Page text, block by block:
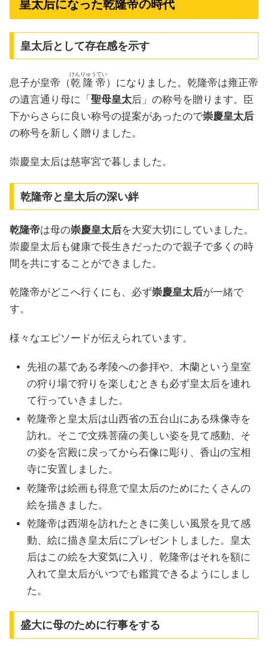
皇太后になった乾隆帝の時代
皇太后として存在感を示す
息子が皇帝（乾隆帝
けんりゅうてい
）になりました。乾隆帝は雍正帝
の遺言通り母に「 聖母皇太后」の称号を贈ります。臣
下からさらに良い称号の提案があったので崇慶皇太后
の称号を新しく贈りました。
崇慶皇太后は慈寧宮で暮しました。
乾隆帝と皇太后の深い絆
乾隆帝は母の崇慶皇太后を大変大切にしていました。
崇慶皇太后も健康で長生きだったので親子で多くの時
間を共にすることができました。
乾隆帝がどこへ行くにも、必ず崇慶皇太后が一緒で
す。
様々なエピソードが伝えられています。
先祖の墓である孝陵への参拝や、木蘭という皇室
の狩り場で狩りを楽しむときも必ず皇太后を連れ
て行っていきました。
乾隆帝と皇太后は山西省の五台山にある殊像寺を
訪れ。そこで文殊菩薩の美しい姿を見て感動、そ
の姿を宮殿に戻ってから石像に彫り、香山の宝相
寺に安置しました。
乾隆帝は絵画も得意で皇太后のためにたくさんの
絵を描きました。
乾隆帝は西湖を訪れたときに美しい風景を見て感
動、絵に描き皇太后にプレゼントしました。皇太
后はこの絵を大変気に入り、乾隆帝はそれを額に
入れて皇太后がいつでも鑑賞できるようにしまし
た。
盛大に母のために行事をする